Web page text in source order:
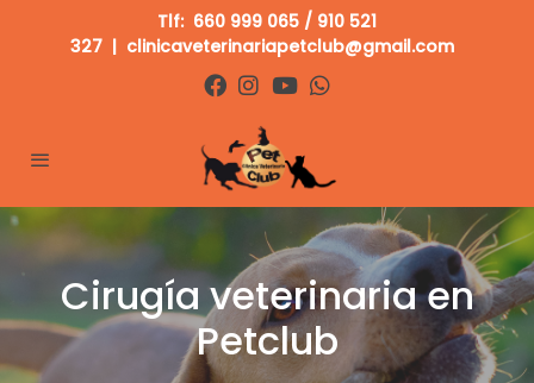
Tlf: 660 999 065 / 910 521
327 | clinicaveterinariapetclub@gmail.com
Cirugía veterinaria en
Petclub